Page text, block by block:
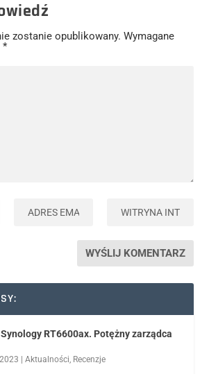
zostanie opublikowany. Wymagane
*
RT6600ax. Potężny zarządca
|Aktualności, Recenzje